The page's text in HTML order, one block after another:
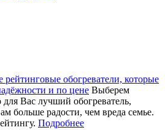
обогреватели, которые
и по цене Выберем
Вас лучший обогреватель,
больше радости, чем вреда семье.
Подробнее